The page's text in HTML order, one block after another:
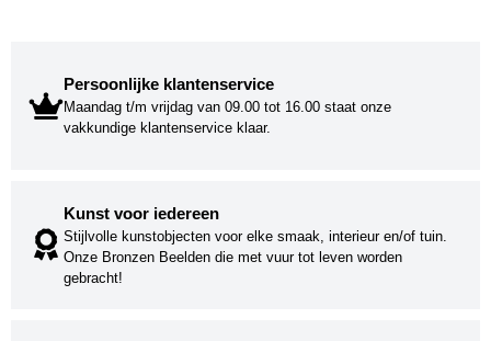
Persoonlijke klantenservice
Maandag t/m vrijdag van 09.00 tot 16.00 staat onze
vakkundige klantenservice klaar.
Kunst voor iedereen
Stijlvolle kunstobjecten voor elke smaak, interieur en/of tuin.
Onze Bronzen Beelden die met vuur tot leven worden
gebracht!